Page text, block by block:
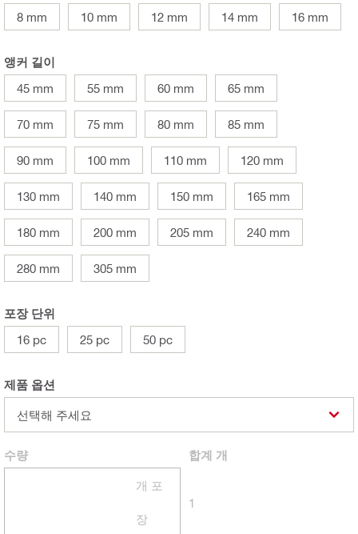
8 mm
10 mm 12 mm 14 mm 16 mm
앵커 길이
45 mm
55 mm 60 mm 65 mm
70 mm 75 mm 80 mm 85 mm
90 mm 100 mm 110 mm 120 mm
130 mm 140 mm 150 mm 165 mm
180 mm 200 mm 205 mm 240 mm
280 mm 305 mm
포장 단위
16 pc
25 pc 50 pc
제품 옵션
선택해 주세요
수량
개 포
장
합계 개
1